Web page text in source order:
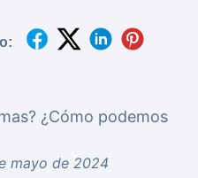
¿Cómo podemos
mayo de 2024